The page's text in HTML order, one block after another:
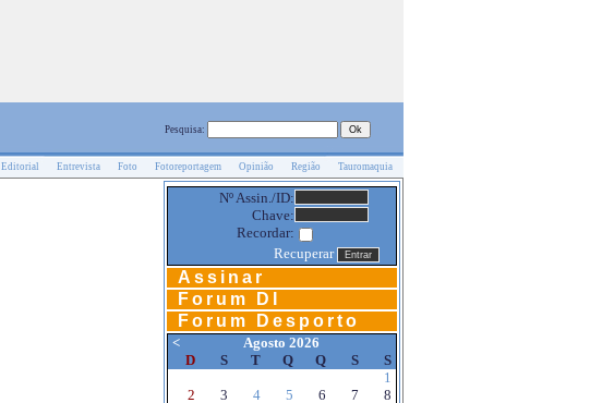
Pesquisa:
Editorial Entrevista Foto Fotoreportagem Opinião Região Tauromaquia
Nº Assin./ID:
Chave:
Recordar:
Recuperar
Assinar
Forum DI
Forum Desporto
<
Agosto 2026
D
S T Q Q S
S
1
2
3 4 5 6 7
8